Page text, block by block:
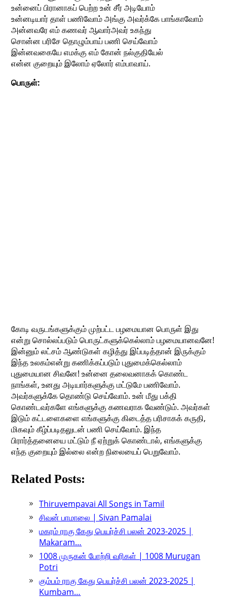
உன்னைப் பிரானாகப் பெற்ற உன் சீர் அடியோம்
உன்னடியார் தாள் பணிவோம் அங்கு அவர்க்கே பாங்காவோம்
அன்னவரே எம் கணவர் ஆவார்அவர் உகந்து
சொன்ன பரிசே தொழும்பாய் பணி செய்வோம்
இன்னவகையே எமக்கு எம் கோன் நல்குதியேல்
என்ன குறையும் இலோம் ஏலோர் எம்பாவாய்.
பொருள்:
கோடி வருடங்களுக்கும் முற்பட்ட பழமையான பொருள் இது
என்று சொல்லப்படும் பொருட்களுக்கெல்லாம் பழமையானவனே!
இன்னும் லட்சம் ஆண்டுகள் கழித்து இப்படித்தான் இருக்கும்
இந்த உலகம்என்று கணிக்கப்படும் புதுமைக்கெல்லாம்
புதுமையான சிவனே! உன்னை தலைவனாகக் கொண்ட
நாங்கள், உனது அடியார்களுக்கு மட்டுமே பணிவோம்.
அவர்களுக்கே தொண்டு செய்வோம். உன் மீது பக்தி
கொண்டவர்களே எங்களுக்கு கணவராக வேண்டும். அவர்கள்
இடும் கட்டளைகளை எங்களுக்கு கிடைத்த பரிசாகக் கருதி,
மிகவும் கீழ்ப்படிதலுடன் பணி செய்வோம். இந்த
பிரார்த்தனையை மட்டும் நீ ஏற்றுக் கொண்டால், எங்களுக்கு
எந்த குறையும் இல்லை என்ற நிலையைப் பெறுவோம்.
Related Posts:
Thiruvempavai All Songs in Tamil
சிவன் பாமாலை | Sivan Pamalai
மகரம் ராகு கேது பெயர்ச்சி பலன் 2023-2025 |
Makaram…
1008 முருகன் போற்றி வரிகள் | 1008 Murugan
Potri
கும்பம் ராகு கேது பெயர்ச்சி பலன் 2023-2025 |
Kumbam…